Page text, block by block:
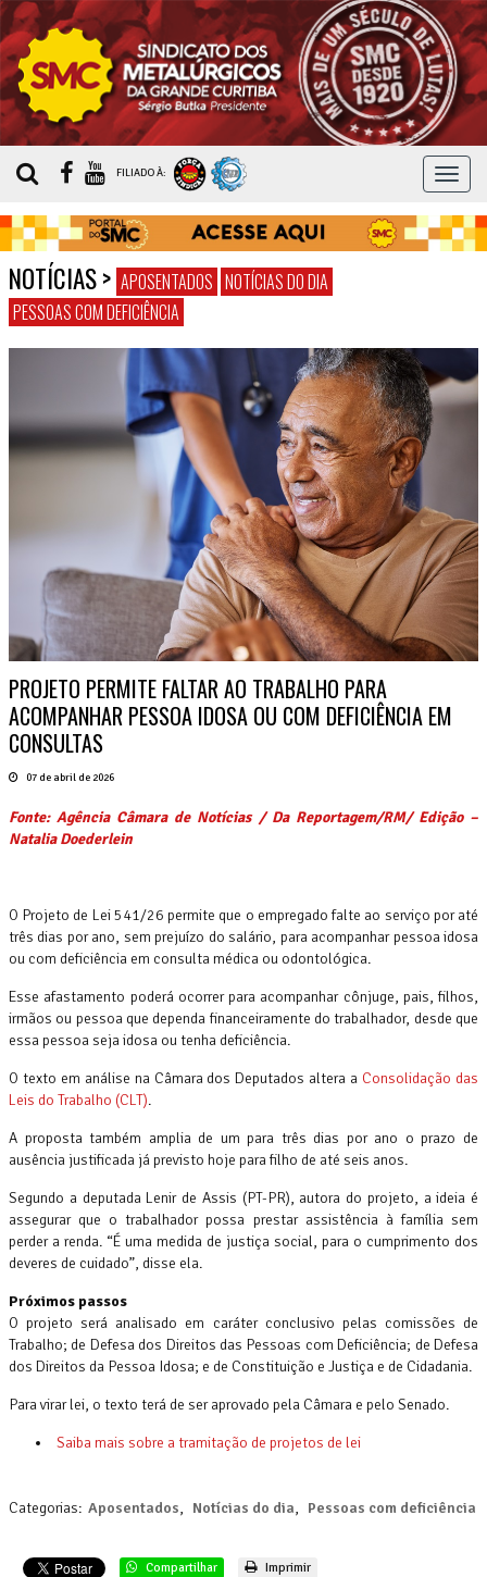
MENU
FILIADO À:
NOTÍCIAS> APOSENTADOS NOTÍCIAS DO DIA
PESSOAS COM DEFICIÊNCIA
PROJETO PERMITE FALTAR AO TRABALHO PARA
ACOMPANHAR PESSOA IDOSA OU COM DEFICIÊNCIA EM
CONSULTAS
07 de abril de 2026
Fonte: Agência Câmara de Notícias / Da Reportagem/RM/ Edição –
Natalia Doederlein
O Projeto de Lei 541/26 permite que o empregado falte ao serviço por até
três dias por ano, sem prejuízo do salário, para acompanhar pessoa idosa
ou com deficiência em consulta médica ou odontológica.
Esse afastamento poderá ocorrer para acompanhar cônjuge, pais, filhos,
irmãos ou pessoa que dependa financeiramente do trabalhador, desde que
essa pessoa seja idosa ou tenha deficiência.
O texto em análise na Câmara dos Deputados altera a Consolidação das
Leis do Trabalho (CLT).
A proposta também amplia de um para três dias por ano o prazo de
ausência justificada já previsto hoje para filho de até seis anos.
Segundo a deputada Lenir de Assis (PT-PR), autora do projeto, a ideia é
assegurar que o trabalhador possa prestar assistência à família sem
perder a renda. “É uma medida de justiça social, para o cumprimento dos
deveres de cuidado”, disse ela.
Próximos passos
O projeto será analisado em caráter conclusivo pelas comissões de
Trabalho; de Defesa dos Direitos das Pessoas com Deficiência; de Defesa
dos Direitos da Pessoa Idosa; e de Constituição e Justiça e de Cidadania.
Para virar lei, o texto terá de ser aprovado pela Câmara e pelo Senado.
Saiba mais sobre a tramitação de projetos de lei
Categorias: Aposentados, Notícias do dia, Pessoas com deficiência
Compartilhar Imprimir